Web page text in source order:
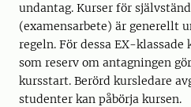
undantag. Kurser för
(examensarbete) är generellt
regeln. För dessa EX-
som reserv om antagningen
kursstart. Berörd kursledare
studenter kan påbörja kursen.